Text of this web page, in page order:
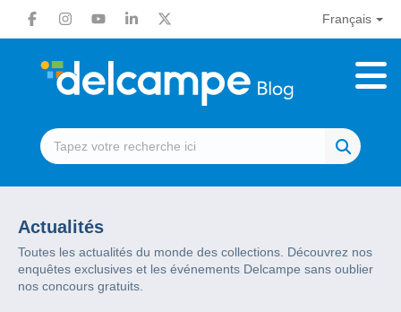
Français
Actualités
Toutes les actualités du monde des collections. Découvrez nos
enquêtes exclusives et les événements Delcampe sans oublier
nos concours gratuits.